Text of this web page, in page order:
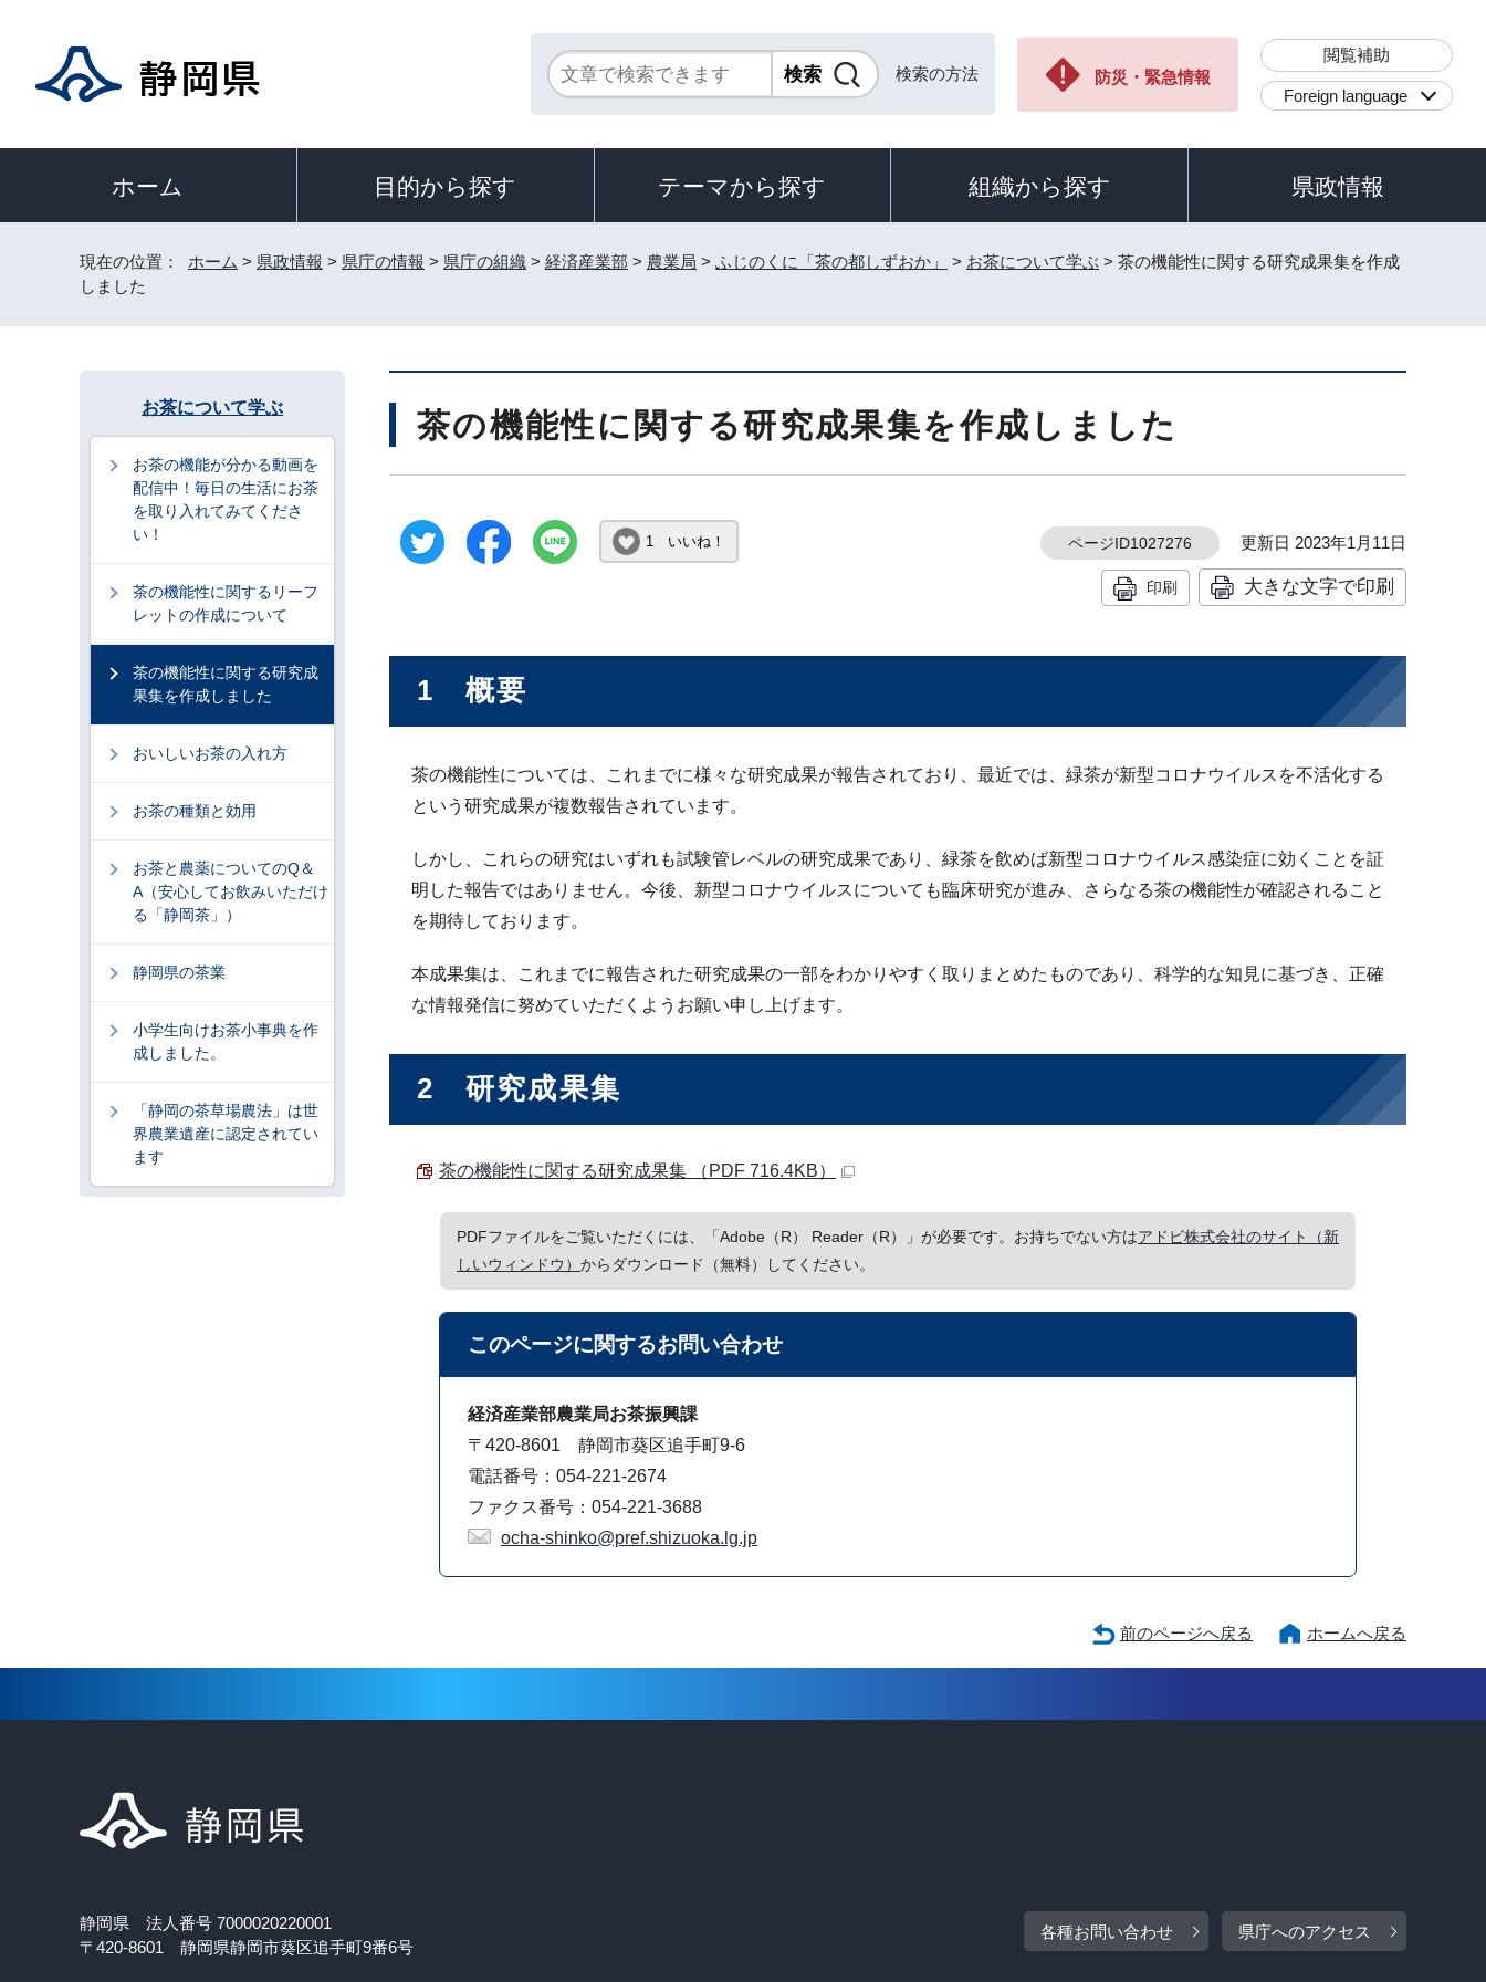
検索の方法 防災・緊急情報
閲覧補助
Foreign language
ホーム 目的から探す テーマから探す 組織から探す 県政情報
現在の位置： ホーム > 県政情報 > 県庁の情報 > 県庁の組織 > 経済産業部 > 農業局 > ふじのくに「茶の都しずおか」 > お茶について学ぶ > 茶の機能性に関する研究成果集を作成
しました
茶の機能性に関する研究成果集を作成しました
1 いいね！ ページID1027276 更新日 2023年1月11日
印刷 大きな文字で印刷
1 概要
茶の機能性については、これまでに様々な研究成果が報告されており、最近では、緑茶が新型コロナウイルスを不活化する
という研究成果が複数報告されています。
しかし、これらの研究はいずれも試験管レベルの研究成果であり、緑茶を飲めば新型コロナウイルス感染症に効くことを証
明した報告ではありません。今後、新型コロナウイルスについても臨床研究が進み、さらなる茶の機能性が確認されること
を期待しております。
本成果集は、これまでに報告された研究成果の一部をわかりやすく取りまとめたものであり、科学的な知見に基づき、正確
な情報発信に努めていただくようお願い申し上げます。
2 研究成果集
茶の機能性に関する研究成果集 （PDF 716.4KB）
PDFファイルをご覧いただくには、「Adobe（R） Reader（R）」が必要です。お持ちでない方はアドビ株式会社のサイト（新
しいウィンドウ） からダウンロード（無料）してください。
このページに関するお問い合わせ
経済産業部農業局お茶振興課
〒420-8601 静岡市葵区追手町9-6
電話番号：054-221-2674
ファクス番号：054-221-3688
ocha-shinko@pref.shizuoka.lg.jp
お茶について学ぶ
お茶の機能が分かる動画を
配信中！毎日の生活にお茶
を取り入れてみてくださ
い！
茶の機能性に関するリーフ
レットの作成について
茶の機能性に関する研究成
果集を作成しました
おいしいお茶の入れ方
お茶の種類と効用
お茶と農薬についてのQ＆
A（安心してお飲みいただけ
る「静岡茶」）
静岡県の茶業
小学生向けお茶小事典を作
成しました。
「静岡の茶草場農法」は世
界農業遺産に認定されてい
ます
前のページへ戻る ホームへ戻る
静岡県 法人番号 7000020220001
〒420-8601 静岡県静岡市葵区追手町9番6号
各種お問い合わせ 県庁へのアクセス